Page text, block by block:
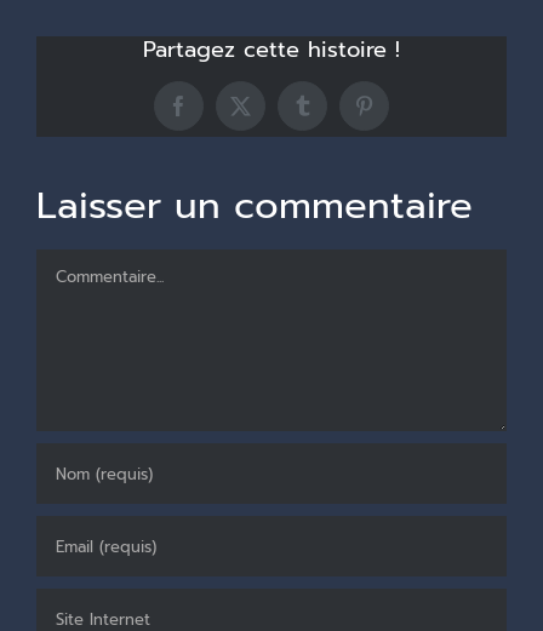
Partagez cette histoire !
Facebook
X TumblrPinterest
Laisser un commentaire
Commentaire